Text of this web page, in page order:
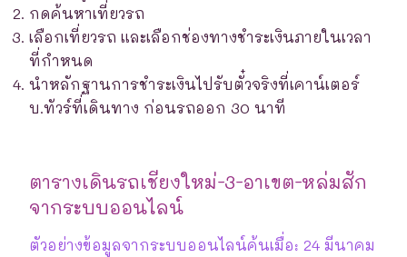
กดค้นหาเที่ยวรถ
เลือกเที่ยวรถ และเลือกช่องทางชำระเงินภายในเวลา
ที่กำหนด
นำหลักฐานการชำระเงินไปรับตั๋วจริงที่เคาน์เตอร์
บ.ทัวร์ที่เดินทาง ก่อนรถออก 30 นาที
ตารางเดินรถเชียงใหม่-3-อาเขต-หล่มสัก
จากระบบออนไลน์
ตัวอย่างข้อมูลจากระบบออนไลน์ค้นเมื่อ: 24 มีนาคม